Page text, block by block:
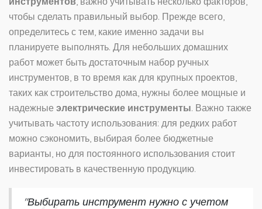
чтобы сделать правильный выбор. Прежде всего,
определитесь с тем, какие именно задачи вы
планируете выполнять. Для небольших домашних
работ может быть достаточным набор ручных
инструментов, в то время как для крупных проектов,
таких как строительство дома, нужны более мощные и
надежные электрические инструменты. Важно также
учитывать частоту использования: для редких работ
можно сэкономить, выбирая более бюджетные
варианты, но для постоянного использования стоит
инвестировать в качественную продукцию.
"Выбирать инструмент нужно с учетом